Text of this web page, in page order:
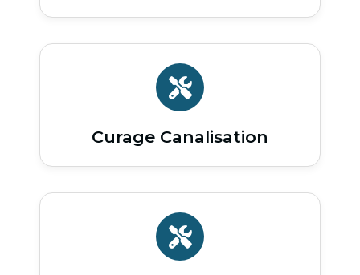
Curage Canalisation